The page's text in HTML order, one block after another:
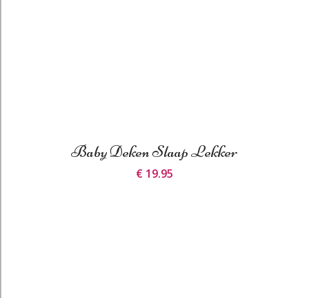
Baby Deken Slaap Lekker
€ 19.95